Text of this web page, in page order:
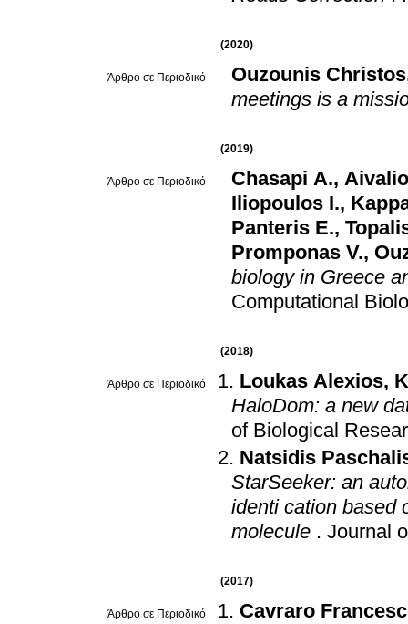
(2020)
Άρθρο σε Περιοδικό Ouzounis Christos
meetings is a
(2019)
Άρθρο σε Περιοδικό Chasapi A.,
Iliopoulos I.,
Panteris E.,
Promponas V.,
biology in Greece
Computational
(2018)
Άρθρο σε Περιοδικό Loukas Alexios,
HaloDom: a new
of Biological
Natsidis
StarSeeker: an
identi cation based
molecule . Journal
(2017)
Άρθρο σε Περιοδικό
Cavraro